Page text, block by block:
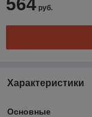
руб.
Характеристики
Основные